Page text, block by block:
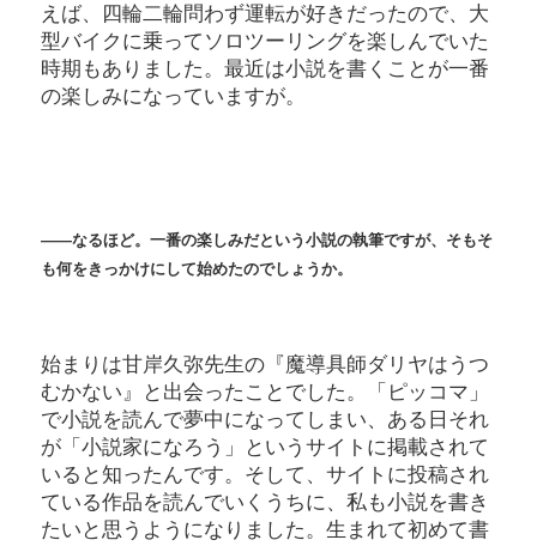
えば、四輪二輪問わず運転が好きだったので、大
型バイクに乗ってソロツーリングを楽しんでいた
時期もありました。最近は小説を書くことが一番
の楽しみになっていますが。
――なるほど。一番の楽しみだという小説の執筆ですが、そもそ
も何をきっかけにして始めたのでしょうか。
始まりは甘岸久弥先生の『魔導具師ダリヤはうつ
むかない』と出会ったことでした。「ピッコマ」
で小説を読んで夢中になってしまい、ある日それ
が「小説家になろう」というサイトに掲載されて
いると知ったんです。そして、サイトに投稿され
ている作品を読んでいくうちに、私も小説を書き
たいと思うようになりました。生まれて初めて書